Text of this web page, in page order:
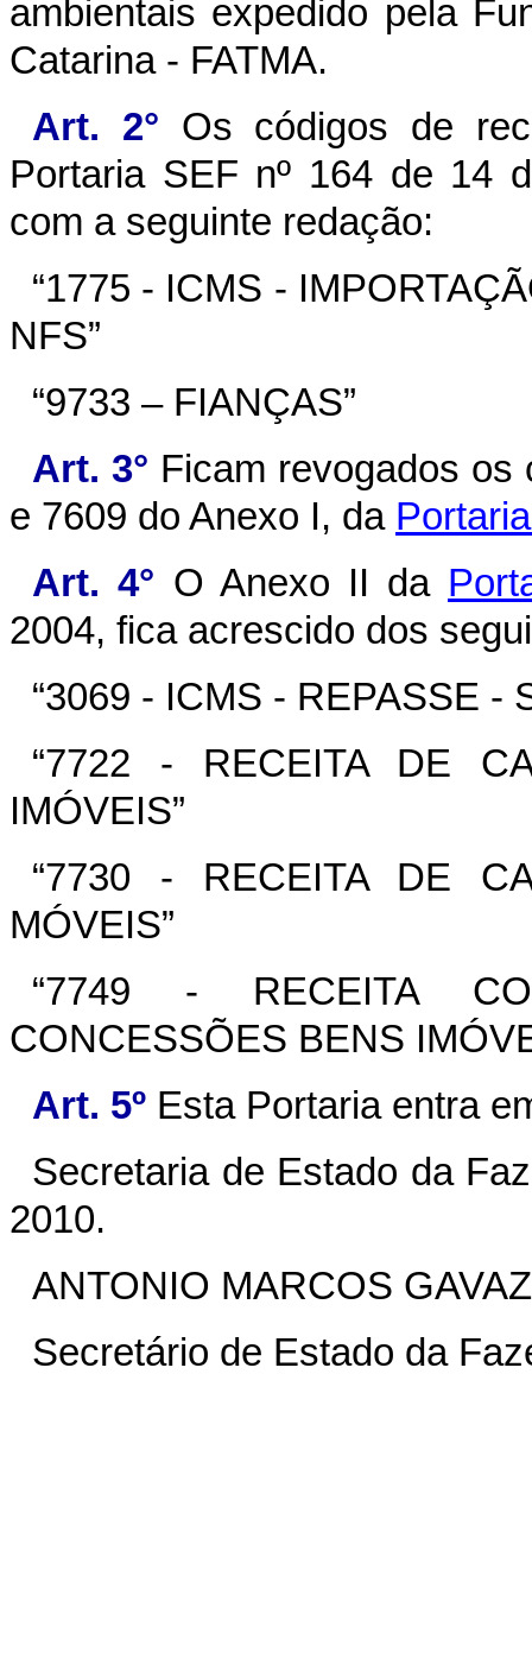
ambientais expedido pela
Catarina - FATMA.
Art. 2° Os códigos de
Portaria SEF nº 164 de 14
com a seguinte redação:
“1775 - ICMS -
NFS”
“9733 – FIANÇAS”
Art. 3° Ficam revogados os
e 7609 do Anexo I, da
Art. 4° O Anexo II da
2004, fica acrescido dos
“3069 - ICMS - REPASSE -
“7722 - RECEITA DE
IMÓVEIS”
“7730 - RECEITA DE
MÓVEIS”
“7749 - RECEITA
CONCESSÕES BENS
Art. 5º Esta Portaria entra
Secretaria de Estado da
2010.
ANTONIO MARCOS
Secretário de Estado da